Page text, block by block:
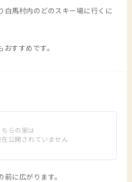
白馬村内のどのスキー場に行くに
すすめです。
ちらの家は
在公開されていません
に広がります。